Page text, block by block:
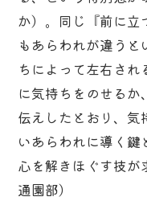
か）。同じ『前に立
もあらわれが違う
ちによって左右さ
に気持ちをのせる
伝えしたとおり、
いあらわれに導く
心を解きほぐす技
通園部）